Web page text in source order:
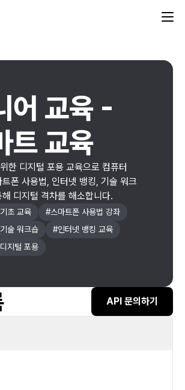
어 교육 -
트 교육
한 디지털 포용 교육으로 컴퓨터
폰 사용법, 인터넷 뱅킹, 기술 워크
디지털 격차를 해소합니다.
초 교육 #스마트폰 사용법 강좌
술 워크숍 #인터넷 뱅킹 교육
지털 포용
API 문의하기